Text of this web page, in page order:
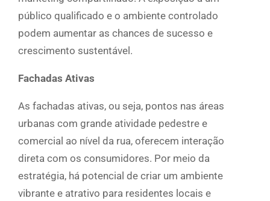
público qualificado e o ambiente controlado
podem aumentar as chances de sucesso e
crescimento sustentável.
Fachadas Ativas
As fachadas ativas, ou seja, pontos nas áreas
urbanas com grande atividade pedestre e
comercial ao nível da rua, oferecem interação
direta com os consumidores. Por meio da
estratégia, há potencial de criar um ambiente
vibrante e atrativo para residentes locais e